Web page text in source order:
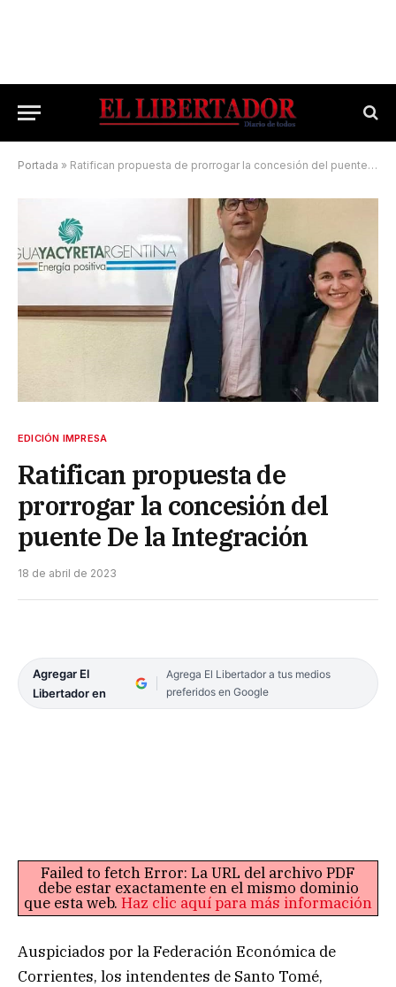
Portada » Ratifican propuesta de prorrogar la concesión del puente De la Integración
EDICIÓN IMPRESA
Ratifican propuesta de
prorrogar la concesión del
puente De la Integración
18 de abril de 2023
Agregar El
Libertador en
Agrega El Libertador a tus medios
preferidos en Google
Failed to fetch Error: La URL del archivo PDF
debe estar exactamente en el mismo dominio
que esta web. Haz clic aquí para más información
Auspiciados por la Federación Económica de
Corrientes, los intendentes de Santo Tomé,